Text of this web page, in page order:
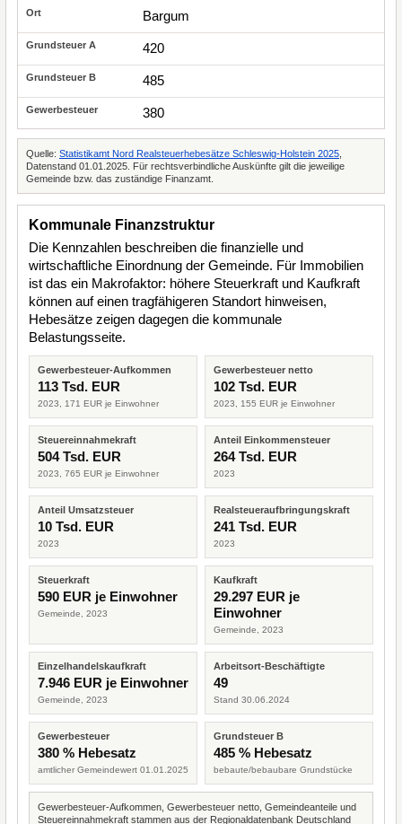
Bargum
420
485
380
Quelle: Statistikamt Nord Realsteuerhebesätze Schleswig-Holstein 2025
Datenstand 01.01.2025. Für rechtsverbindliche Auskünfte gilt die jeweilige
Gemeinde bzw. das zuständige Finanzamt.
Kommunale Finanzstruktur
Die Kennzahlen beschreiben die finanzielle und
wirtschaftliche Einordnung der Gemeinde. Für Immobilien
ist das ein Makrofaktor: höhere Steuerkraft und Kaufkraft
können auf einen tragfähigeren Standort hinweisen,
Hebesätze zeigen dagegen die kommunale
Belastungsseite.
Gewerbesteuer-Aufkommen
113 Tsd. EUR
2023, 171 EUR je Einwohner
Gewerbesteuer netto
102 Tsd. EUR
2023, 155 EUR je Einwohner
Steuereinnahmekraft
504 Tsd. EUR
2023, 765 EUR je Einwohner
Anteil Einkommensteuer
264 Tsd. EUR
2023
Anteil Umsatzsteuer
10 Tsd. EUR
2023
Realsteueraufbringungskraft
241 Tsd. EUR
2023
Steuerkraft
590 EUR je Einwohner
Gemeinde, 2023
Kaufkraft
29.297 EUR je
Einwohner
Gemeinde, 2023
Einzelhandelskaufkraft
7.946 EUR je Einwohner
Gemeinde, 2023
Arbeitsort-Beschäftigte
49
Stand 30.06.2024
Gewerbesteuer
380 % Hebesatz
amtlicher Gemeindewert 01.01.2025
Grundsteuer B
485 % Hebesatz
bebaute/bebaubare Grundstücke
Gewerbesteuer-Aufkommen, Gewerbesteuer netto, Gemeindeanteile und
Steuereinnahmekraft stammen aus der Regionaldatenbank Deutschland